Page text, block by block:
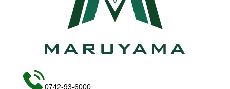
0742-93-6000